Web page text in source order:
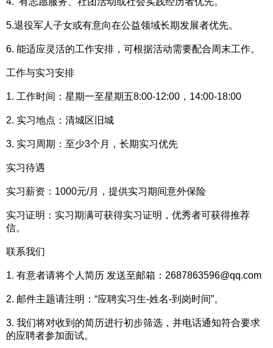
5.退役军人子女或有意向在公益领域长期发展者优先。
6. 能适应灵活的工作安排，可根据活动需要配合周末工作。
工作与实习安排
1. 工作时间：星期一至星期五8:00-12:00，14:00-18:00
2. 实习地点：清城区旧城
3. 实习周期：至少3个月，长期实习优先
实习待遇
实习薪资：1000元/月，提供实习期间意外保险
实习证明：实习期满可获得实习证明，优秀者可获得推荐
信。
联系我们
1. 有意者请将个人简历 发送至邮箱：2687863596@qq.com
2. 邮件主题请注明：“应聘实习生-姓名-到岗时间”。
3. 我们将对收到的简历进行初步筛选，并电话通知符合要求
的应聘者参加面试。